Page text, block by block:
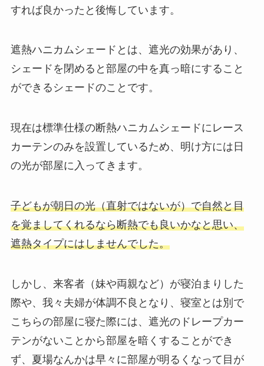
すれば良かったと後悔しています。
遮熱ハニカムシェードとは、遮光の効果があり、
シェードを閉めると部屋の中を真っ暗にすること
ができるシェードのことです。
現在は標準仕様の断熱ハニカムシェードにレース
カーテンのみを設置しているため、明け方には日
の光が部屋に入ってきます。
子どもが朝日の光（直射ではないが）で自然と目
を覚ましてくれるなら断熱でも良いかなと思い、
遮熱タイプにはしませんでした。
しかし、来客者（妹や両親など）が寝泊まりした
際や、我々夫婦が体調不良となり、寝室とは別で
こちらの部屋に寝た際には、遮光のドレープカー
テンがないことから部屋を暗くすることができ
ず、夏場なんかは早々に部屋が明るくなって目が